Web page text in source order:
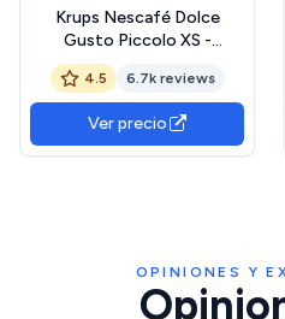
Krups Nescafé Dolce
Gusto Piccolo XS -
Cafetera cápsulas, 15 bares
de presión, 1500 W
potencia, depósito de 0.8
L, monodosis multibebidas
frías y calientes, manual,
4.5 6.7k reviews
Ver precio
OPINIONES Y